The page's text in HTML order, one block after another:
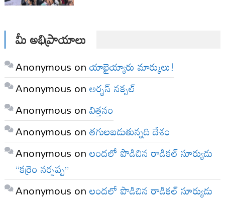
మీ అభిప్రాయాలు
Anonymous onయాభైయ్యారు మార్కులు!
Anonymous onఅర్బన్ నక్సల్
Anonymous onవిత్తనం
Anonymous onతగులబడుతున్నది దేశం
Anonymous onలందలో పొడిచిన రాడికల్ సూర్యుడు
“కర్రెం నర్సప్ప”
Anonymous onలందలో పొడిచిన రాడికల్ సూర్యుడు